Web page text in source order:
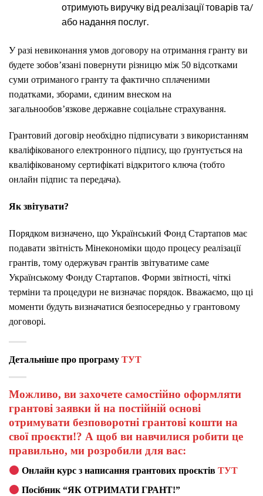
отримують виручку від реалізації товарів та/
або надання послуг.
У разі невиконання умов договору на отримання гранту ви
будете зобов’язані повернути різницю між 50 відсотками
суми отриманого гранту та фактично сплаченими
податками, зборами, єдиним внеском на
загальнообов’язкове державне соціальне страхування.
Грантовий договір необхідно підписувати з використанням
кваліфікованого електронного підпису, що ґрунтується на
кваліфікованому сертифікаті відкритого ключа (тобто
онлайн підпис та передача).
Як звітувати?
Порядком визначено, що Український Фонд Стартапов має
подавати звітність Мінекономіки щодо процесу реалізації
грантів, тому одержувач грантів звітуватиме саме
Українському Фонду Стартапов. Форми звітності, чіткі
терміни та процедури не визначає порядок. Вважаємо, що ці
моменти будуть визначатися безпосередньо у грантовому
договорі.
Детальніше про програму ТУТ
Можливо, ви захочете самостійно оформляти
грантові заявки й на постійній основі
отримувати безповоротні грантові кошти на
свої проєкти!? А щоб ви навчилися робити це
правильно, ми розробили для вас:
Онлайн курс з написання грантових проєктівТУТ
Посібник “ЯК ОТРИМАТИ ГРАНТ!”